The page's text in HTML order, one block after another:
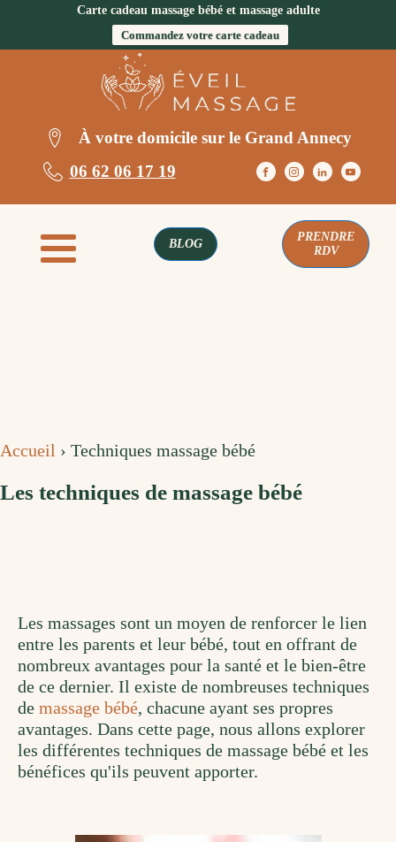
Carte cadeau massage bébé et massage adulte
Commandez votre carte cadeau
À votre domicile sur le Grand Annecy
06 62 06 17 19
BLOG
PRENDRE
RDV
Accueil › Techniques massage bébé
Les techniques de massage bébé
Les massages sont un moyen de renforcer le lien
entre les parents et leur bébé, tout en offrant de
nombreux avantages pour la santé et le bien-être
de ce dernier. Il existe de nombreuses techniques
de massage bébé, chacune ayant ses propres
avantages. Dans cette page, nous allons explorer
les différentes techniques de massage bébé et les
bénéfices qu'ils peuvent apporter.